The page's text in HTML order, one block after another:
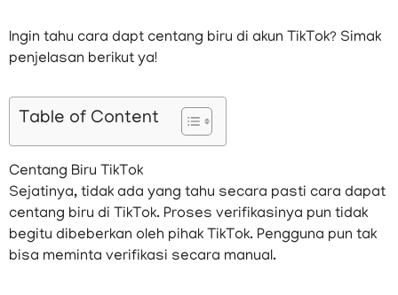
Ingin tahu cara dapt centang biru di akun TikTok? Simak
penjelasan berikut ya!
Table of Content
Centang Biru TikTok
Sejatinya, tidak ada yang tahu secara pasti cara dapat
centang biru di TikTok. Proses verifikasinya pun tidak
begitu dibeberkan oleh pihak TikTok. Pengguna pun tak
bisa meminta verifikasi secara manual.